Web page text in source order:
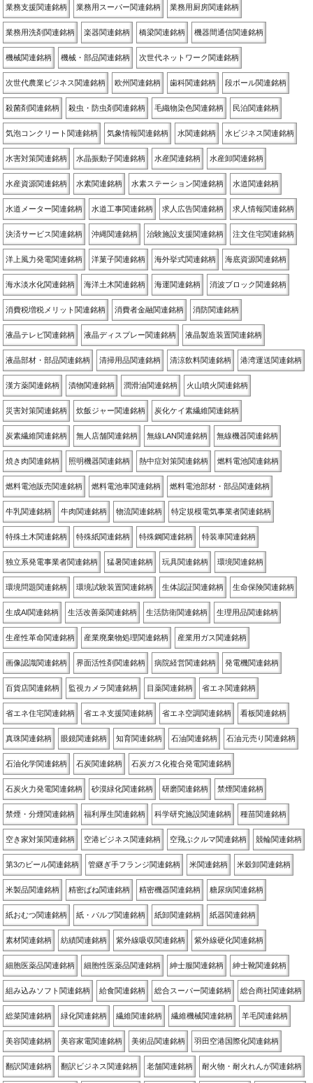
業務支援関連銘柄 業務用スーパー関連銘柄 業務用厨房関連銘柄
業務用洗剤関連銘柄 楽器関連銘柄 橋梁関連銘柄 機器間通信関連銘柄
機械関連銘柄 機械・部品関連銘柄 次世代ネットワーク関連銘柄
次世代農業ビジネス関連銘柄 欧州関連銘柄 歯科関連銘柄 段ボール関連銘柄
殺菌剤関連銘柄 殺虫・防虫剤関連銘柄 毛織物染色関連銘柄 民泊関連銘柄
気泡コンクリート関連銘柄 気象情報関連銘柄 水関連銘柄 水ビジネス関連銘柄
水害対策関連銘柄 水晶振動子関連銘柄 水産関連銘柄 水産卸関連銘柄
水産資源関連銘柄 水素関連銘柄 水素ステーション関連銘柄 水道関連銘柄
水道メーター関連銘柄 水道工事関連銘柄 求人広告関連銘柄 求人情報関連銘柄
決済サービス関連銘柄 沖縄関連銘柄 治験施設支援関連銘柄 注文住宅関連銘柄
洋上風力発電関連銘柄 洋菓子関連銘柄 海外挙式関連銘柄 海底資源関連銘柄
海水淡水化関連銘柄 海洋土木関連銘柄 海運関連銘柄 消波ブロック関連銘柄
消費税増税メリット関連銘柄 消費者金融関連銘柄 消防関連銘柄
液晶テレビ関連銘柄 液晶ディスプレー関連銘柄 液晶製造装置関連銘柄
液晶部材・部品関連銘柄 清掃用品関連銘柄 清涼飲料関連銘柄 港湾運送関連銘柄
漢方薬関連銘柄 漬物関連銘柄 潤滑油関連銘柄 火山噴火関連銘柄
災害対策関連銘柄 炊飯ジャー関連銘柄 炭化ケイ素繊維関連銘柄
炭素繊維関連銘柄 無人店舗関連銘柄 無線LAN関連銘柄 無線機器関連銘柄
焼き肉関連銘柄 照明機器関連銘柄 熱中症対策関連銘柄 燃料電池関連銘柄
燃料電池販売関連銘柄 燃料電池車関連銘柄 燃料電池部材・部品関連銘柄
牛乳関連銘柄 牛肉関連銘柄 物流関連銘柄 特定規模電気事業者関連銘柄
特殊土木関連銘柄 特殊紙関連銘柄 特殊鋼関連銘柄 特装車関連銘柄
独立系発電事業者関連銘柄 猛暑関連銘柄 玩具関連銘柄 環境関連銘柄
環境問題関連銘柄 環境試験装置関連銘柄 生体認証関連銘柄 生命保険関連銘柄
生成AI関連銘柄 生活改善薬関連銘柄 生活防衛関連銘柄 生理用品関連銘柄
生産性革命関連銘柄 産業廃棄物処理関連銘柄 産業用ガス関連銘柄
画像認識関連銘柄 界面活性剤関連銘柄 病院経営関連銘柄 発電機関連銘柄
百貨店関連銘柄 監視カメラ関連銘柄 目薬関連銘柄 省エネ関連銘柄
省エネ住宅関連銘柄 省エネ支援関連銘柄 省エネ空調関連銘柄 看板関連銘柄
真珠関連銘柄 眼鏡関連銘柄 知育関連銘柄 石油関連銘柄 石油元売り関連銘柄
石油化学関連銘柄 石炭関連銘柄 石炭ガス化複合発電関連銘柄
石炭火力発電関連銘柄 砂漠緑化関連銘柄 研磨関連銘柄 禁煙関連銘柄
禁煙・分煙関連銘柄 福利厚生関連銘柄 科学研究施設関連銘柄 種苗関連銘柄
空き家対策関連銘柄 空港ビジネス関連銘柄 空飛ぶクルマ関連銘柄 競輪関連銘柄
第3のビール関連銘柄 管継ぎ手フランジ関連銘柄 米関連銘柄 米穀卸関連銘柄
米製品関連銘柄 精密ばね関連銘柄 精密機器関連銘柄 糖尿病関連銘柄
紙おむつ関連銘柄 紙・パルプ関連銘柄 紙卸関連銘柄 紙器関連銘柄
素材関連銘柄 紡績関連銘柄 紫外線吸収関連銘柄 紫外線硬化関連銘柄
細胞医薬品関連銘柄 細胞性医薬品関連銘柄 紳士服関連銘柄 紳士靴関連銘柄
組み込みソフト関連銘柄 給食関連銘柄 総合スーパー関連銘柄 総合商社関連銘柄
総菜関連銘柄 緑化関連銘柄 繊維関連銘柄 繊維機械関連銘柄 羊毛関連銘柄
美容関連銘柄 美容家電関連銘柄 美術品関連銘柄 羽田空港国際化関連銘柄
翻訳関連銘柄 翻訳ビジネス関連銘柄 老舗関連銘柄 耐火物・耐火れんが関連銘柄